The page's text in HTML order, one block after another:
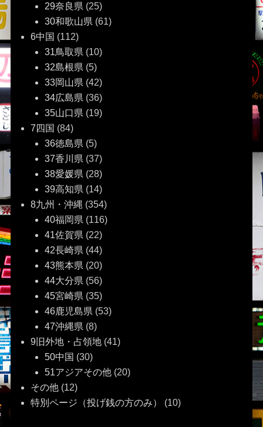
29奈良県 (25)
30和歌山県 (61)
6中国 (112)
31鳥取県 (10)
32島根県 (5)
33岡山県 (42)
34広島県 (36)
35山口県 (19)
7四国 (84)
36徳島県 (5)
37香川県 (37)
38愛媛県 (28)
39高知県 (14)
8九州・沖縄 (354)
40福岡県 (116)
41佐賀県 (22)
42長崎県 (44)
43熊本県 (20)
44大分県 (56)
45宮崎県 (35)
46鹿児島県 (53)
47沖縄県 (8)
9旧外地・占領地(41)
50中国 (30)
51アジアその他(20)
その他(12)
特別ページ（投げ銭の方のみ）
(10)